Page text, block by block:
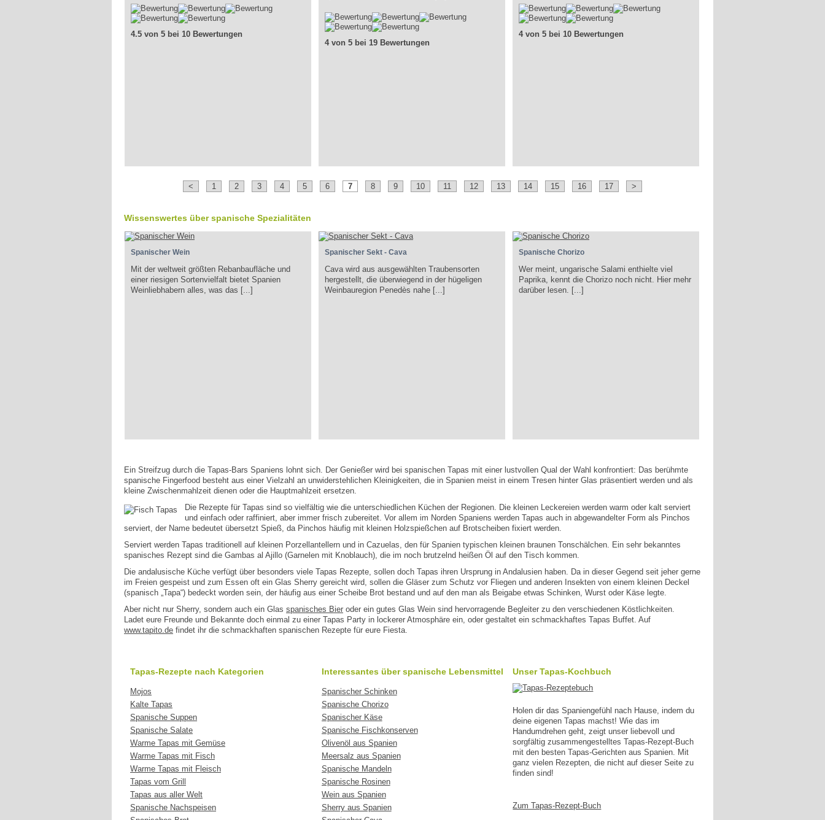
4.5 von 5 bei 10 Bewertungen
4 von 5 bei 19 Bewertungen
4 von 5 bei 10 Bewertungen
< 1 2 3 4 5 6 7 8 9 10 11 12 13 14 15 16 17 >
Wissenswertes über spanische Spezialitäten
Spanischer Wein
Mit der weltweit größten Rebanbaufläche und
einer riesigen Sortenvielfalt bietet Spanien
Weinliebhabern alles, was das [...]
Spanischer Sekt - Cava
Cava wird aus ausgewählten Traubensorten
hergestellt, die überwiegend in der hügeligen
Weinbauregion Penedès nahe [...]
Spanische Chorizo
Wer meint, ungarische Salami enthielte viel
Paprika, kennt die Chorizo noch nicht. Hier mehr
darüber lesen. [...]
Ein Streifzug durch die Tapas-Bars Spaniens lohnt sich. Der Genießer wird bei spanischen Tapas mit einer lustvollen Qual der Wahl konfrontiert: Das berühmte
spanische Fingerfood besteht aus einer Vielzahl an unwiderstehlichen Kleinigkeiten, die in Spanien meist in einem Tresen hinter Glas präsentiert werden und als
kleine Zwischenmahlzeit dienen oder die Hauptmahlzeit ersetzen.
Die Rezepte für Tapas sind so vielfältig wie die unterschiedlichen Küchen der Regionen. Die kleinen Leckereien werden warm oder kalt serviert
und einfach oder raffiniert, aber immer frisch zubereitet. Vor allem im Norden Spaniens werden Tapas auch in abgewandelter Form als Pinchos
serviert, der Name bedeutet übersetzt Spieß, da Pinchos häufig mit kleinen Holzspießchen auf Brotscheiben fixiert werden.
Serviert werden Tapas traditionell auf kleinen Porzellantellern und in Cazuelas, den für Spanien typischen kleinen braunen Tonschälchen. Ein sehr bekanntes
spanisches Rezept sind die Gambas al Ajillo (Garnelen mit Knoblauch), die im noch brutzelnd heißen Öl auf den Tisch kommen.
Die andalusische Küche verfügt über besonders viele Tapas Rezepte, sollen doch Tapas ihren Ursprung in Andalusien haben. Da in dieser Gegend seit jeher gerne
im Freien gespeist und zum Essen oft ein Glas Sherry gereicht wird, sollen die Gläser zum Schutz vor Fliegen und anderen Insekten von einem kleinen Deckel
(spanisch „Tapa“) bedeckt worden sein, der häufig aus einer Scheibe Brot bestand und auf den man als Beigabe etwas Schinken, Wurst oder Käse legte.
Aber nicht nur Sherry, sondern auch ein Glas spanisches Bier oder ein gutes Glas Wein sind hervorragende Begleiter zu den verschiedenen Köstlichkeiten.
Ladet eure Freunde und Bekannte doch einmal zu einer Tapas Party in lockerer Atmosphäre ein, oder gestaltet ein schmackhaftes Tapas Buffet. Auf
www.tapito.de findet ihr die schmackhaften spanischen Rezepte für eure Fiesta.
Tapas-Rezepte nach Kategorien
Mojos
Kalte Tapas
Spanische Suppen
Spanische Salate
Warme Tapas mit Gemüse
Warme Tapas mit Fisch
Warme Tapas mit Fleisch
Tapas vom Grill
Tapas aus aller Welt
Spanische Nachspeisen
Interessantes über spanische Lebensmittel
Spanischer Schinken
Spanische Chorizo
Spanischer Käse
Spanische Fischkonserven
Olivenöl aus Spanien
Meersalz aus Spanien
Spanische Mandeln
Spanische Rosinen
Wein aus Spanien
Sherry aus Spanien
Unser Tapas-Kochbuch
Holen dir das Spaniengefühl nach Hause, indem du
deine eigenen Tapas machst! Wie das im
Handumdrehen geht, zeigt unser liebevoll und
sorgfältig zusammengestelltes Tapas-Rezept-Buch
mit den besten Tapas-Gerichten aus Spanien. Mit
ganz vielen Rezepten, die nicht auf dieser Seite zu
finden sind!
Zum Tapas-Rezept-Buch